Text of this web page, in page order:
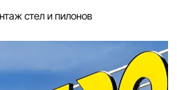
стел и пилонов